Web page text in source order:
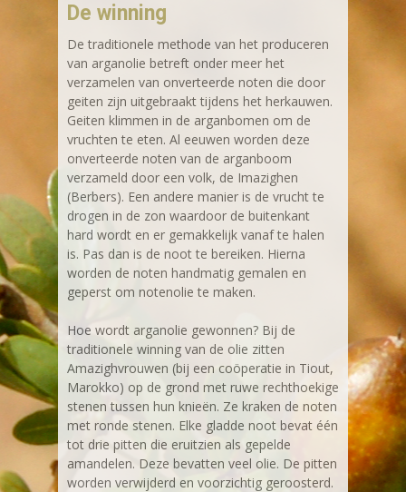
De winning
De traditionele methode van het produceren
van arganolie betreft onder meer het
verzamelen van onverteerde noten die door
geiten zijn uitgebraakt tijdens het herkauwen.
Geiten klimmen in de arganbomen om de
vruchten te eten. Al eeuwen worden deze
onverteerde noten van de arganboom
verzameld door een volk, de Imazighen
(Berbers). Een andere manier is de vrucht te
drogen in de zon waardoor de buitenkant
hard wordt en er gemakkelijk vanaf te halen
is. Pas dan is de noot te bereiken. Hierna
worden de noten handmatig gemalen en
geperst om notenolie te maken.
Hoe wordt arganolie gewonnen? Bij de
traditionele winning van de olie zitten
Amazighvrouwen (bij een coöperatie in Tiout,
Marokko) op de grond met ruwe rechthoekige
stenen tussen hun knieën. Ze kraken de noten
met ronde stenen. Elke gladde noot bevat één
tot drie pitten die eruitzien als gepelde
amandelen. Deze bevatten veel olie. De pitten
worden verwijderd en voorzichtig geroosterd.